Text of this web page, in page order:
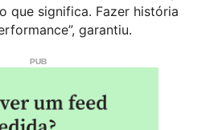
que significa. Fazer história
garantiu.